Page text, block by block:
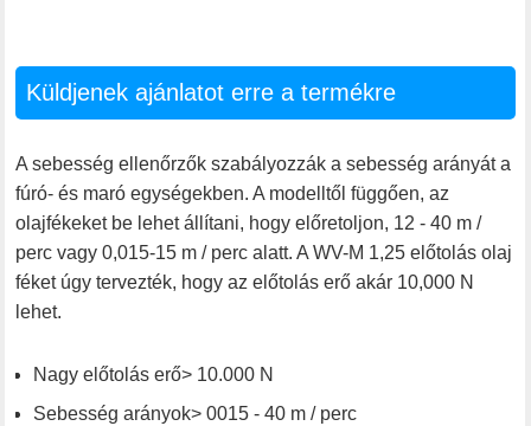
Küldjenek ajánlatot erre a termékre
A sebesség ellenőrzők szabályozzák a sebesség arányát a
fúró- és maró egységekben. A modelltől függően, az
olajfékeket be lehet állítani, hogy előretoljon, 12 - 40 m /
perc vagy 0,015-15 m / perc alatt. A WV-M 1,25 előtolás olaj
féket úgy tervezték, hogy az előtolás erő akár 10,000 N
lehet.
Nagy előtolás erő> 10.000 N
Sebesség arányok> 0015 - 40 m / perc